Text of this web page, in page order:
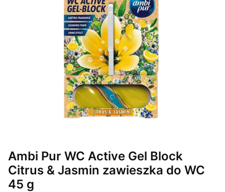
Ambi Pur WC Active Gel Block
Citrus & Jasmin zawieszka do WC
45 g